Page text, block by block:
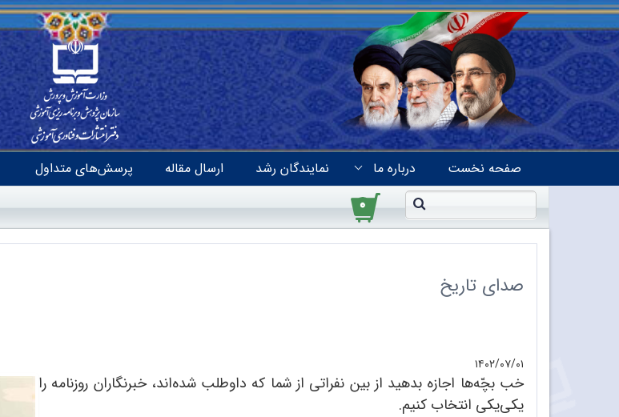
صفحه نخست درباره ما نمایندگان رشد ارسال مقاله پرسش‌های متداول
۰
صدای تاریخ
۱۴۰۲/۰۷/۰۱
خب بچّه‌ها اجازه بدهید از بین نفراتی از شما که داوطلب شده‌اند، خبرنگاران روزنامه را
یکی‌یکی انتخاب کنیم.